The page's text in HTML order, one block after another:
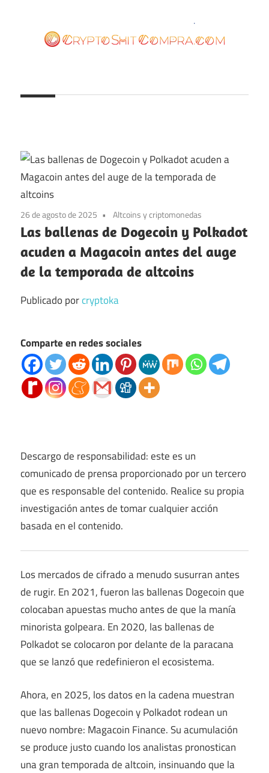
contenido
26 de agosto de 2025 Altcoins y criptomonedas
Las ballenas de Dogecoin y Polkadot
acuden a Magacoin antes del auge
de la temporada de altcoins
Publicado porcryptoka
Comparte en redes sociales
Descargo de responsabilidad: este es un
comunicado de prensa proporcionado por un tercero
que es responsable del contenido. Realice su propia
investigación antes de tomar cualquier acción
basada en el contenido.
Los mercados de cifrado a menudo susurran antes
de rugir. En 2021, fueron las ballenas Dogecoin que
colocaban apuestas mucho antes de que la manía
minorista golpeara. En 2020, las ballenas de
Polkadot se colocaron por delante de la paracana
que se lanzó que redefinieron el ecosistema.
Ahora, en 2025, los datos en la cadena muestran
que las ballenas Dogecoin y Polkadot rodean un
nuevo nombre: Magacoin Finance. Su acumulación
se produce justo cuando los analistas pronostican
una gran temporada de altcoin, insinuando que la